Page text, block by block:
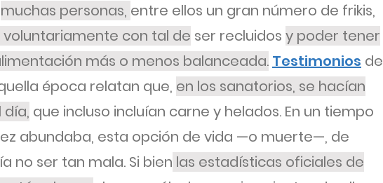
muchas personas, entre ellos un gran número de frikis,
con tal de ser recluidos y poder tener
más o menos balanceada. Testimonios de
época relatan que, en los sanatorios, se hacían
día, que incluso incluían carne y helados. En un tiempo
abundaba, esta opción de vida —o muerte—, de
no ser tan mala. Si bien las estadísticas oficiales de